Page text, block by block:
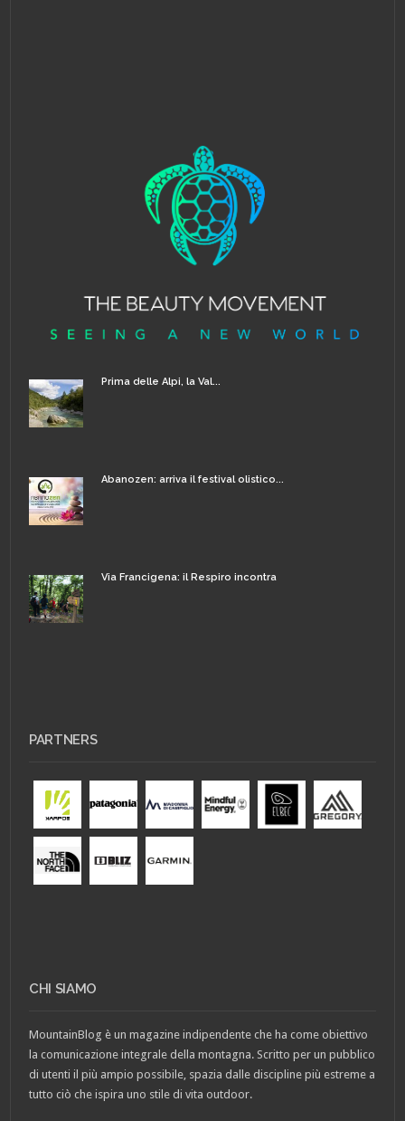
Prima delle Alpi, la Val...
Abanozen: arriva il festival olistico...
Via Francigena: il Respiro incontra
PARTNERS
CHI SIAMO
MountainBlog è un magazine indipendente che ha come obiettivo
la comunicazione integrale della montagna. Scritto per un pubblico
di utenti il più ampio possibile, spazia dalle discipline più estreme a
tutto ciò che ispira uno stile di vita outdoor.